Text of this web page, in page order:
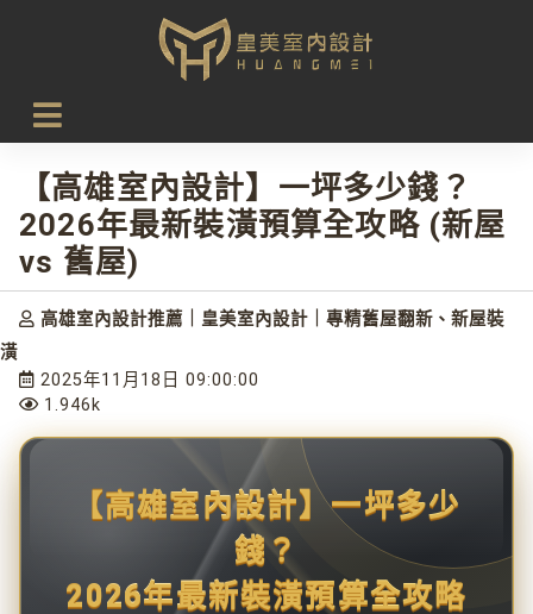
首頁
設計新知
【高雄室內設計】一坪多少錢？2026年最新裝潢預算全攻略
【高雄室內設計】一坪多少錢？
2026年最新裝潢預算全攻略 (新屋
vs 舊屋)
高雄室內設計推薦｜皇美室內設計｜專精舊屋翻新、新屋裝
潢
2025年11月18日 09:00:00
1.946k
【高雄室內設計】一坪多少
錢？
2026年最新裝潢預算全攻略